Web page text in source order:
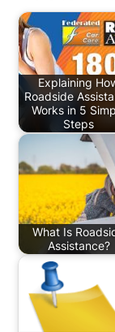
Explaining
Roadside
Works in 5
Steps
What Is
Assistance?